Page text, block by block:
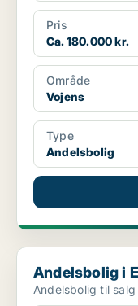
Pris
Ca. 180.000 kr.
Område
Vojens
Type
Andelsbolig
Andelsbolig i Esbjerg
Andelsbolig i
Andelsbolig til